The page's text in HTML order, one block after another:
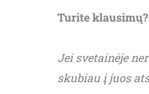
Turite
Jei svetainėje
skubiau į juos